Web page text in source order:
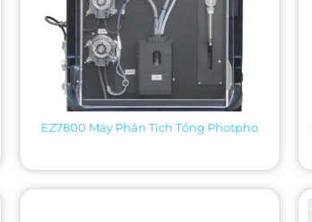
EZ7800 Máy Phân Tích Tổng Photpho